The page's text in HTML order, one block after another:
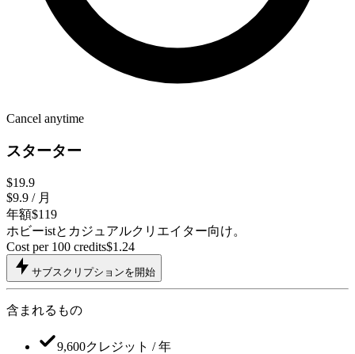
Cancel anytime
スターター
$19.9
$9.9 / 月
年額$119
ホビーistとカジュアルクリエイター向け。
Cost per 100 credits$1.24
サブスクリプションを開始
含まれるもの
9,600クレジット / 年